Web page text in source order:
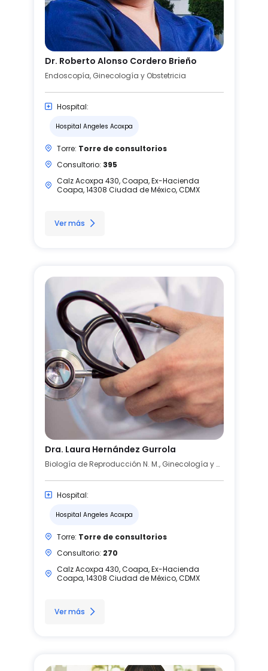
Dr. Roberto Alonso Cordero Brieño
Endoscopía, Ginecología y Obstetricia
Hospital:
Hospital Angeles Acoxpa
Torre: Torre de consultorios
Consultorio: 395
Calz Acoxpa 430, Coapa, Ex-Hacienda
Coapa, 14308 Ciudad de México, CDMX
Ver más
Dra. Laura Hernández Gurrola
Biología de Reproducción N. M., Ginecología y Obstetricia
Hospital:
Hospital Angeles Acoxpa
Torre: Torre de consultorios
Consultorio: 270
Calz Acoxpa 430, Coapa, Ex-Hacienda
Coapa, 14308 Ciudad de México, CDMX
Ver más